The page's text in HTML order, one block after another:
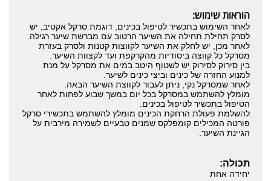
הוראות שימוש:
לאחר השימוש בתכשיר לטיפול בכינים, דוגמת סרקל אקטיב, יש
לסרק תחילת תחילה את השיער הרטוב עם מברשת שיער רגילה.
לאחר מכן, יש לחלק את השיער לקווצות קטנות ולסרק בעזרת
מסרקל כל קווצה ביסודיות מהקרקפת ועד לקצוות השיער.
בין סירוק לסירוק יש לשטוף היטב במים את מסרקל על מנת
למנוע החזרה של כינים וביצי כינים לשיער.
לאחר שמסרקל נקי, ניתן לעבור לקווצת השיער הבאה.
מומלץ להשתמש במסרקל בכל יום במשך שבוע לפחות לאחר
הטיפול בתכשיר לטיפול בכינים.
להשלמת פעולת הרחקת הכינים מומלץ להשתמש בתכשירי סרקל
פורטה המכילים קומפלקס שמנים טבעיים לשמירה מירבית על
הגיינת השיער.
תכולה:
יחידה אחת